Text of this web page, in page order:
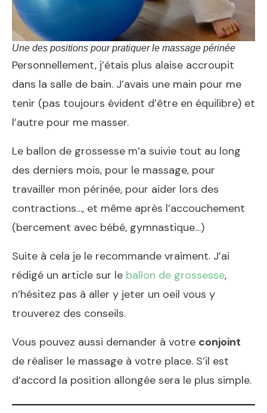
Une des positions pour pratiquer le massage périnée
Personnellement, j’étais plus alaise accroupit
dans la salle de bain. J’avais une main pour me
tenir (pas toujours évident d’être en équilibre) et
l’autre pour me masser.
Le ballon de grossesse m’a suivie tout au long
des derniers mois, pour le massage, pour
travailler mon périnée, pour aider lors des
contractions…, et même après l’accouchement
(bercement avec bébé, gymnastique…)
Suite à cela je le recommande vraiment. J’ai
rédigé un article sur le ballon de grossesse,
n’hésitez pas à aller y jeter un oeil vous y
trouverez des conseils.
Vous pouvez aussi demander à votre conjoint
de réaliser le massage à votre place. S’il est
d’accord la position allongée sera le plus simple.